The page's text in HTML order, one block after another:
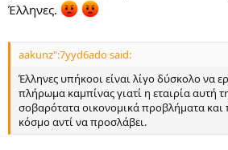
Έλληνες.
aakunz":7yyd6ado said:
Έλληνες υπήκοοι είναι λίγο δύσκολο να
πλήρωμα καμπίνας γιατί η εταιρία αυτή
σοβαρότατα οικονομικά προβλήματα και
κόσμο αντί να προσλάβει.